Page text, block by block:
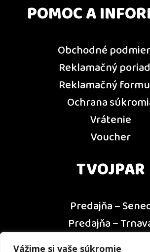
Vážime si vaše súkromie
POMOC A
Obchodné
Reklamačný
Reklamačný
Ochrana
Vrátenie
Voucher
TVOJPAR
Predajňa –
Predajňa –
Predajňa – Dunajská